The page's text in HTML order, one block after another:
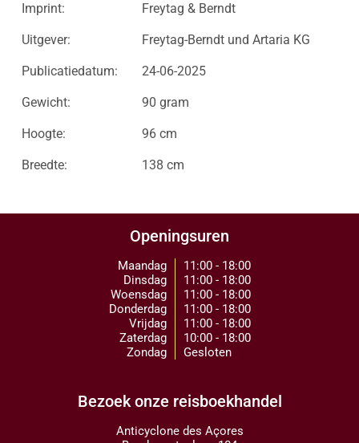
Imprint: Freytag & Berndt
Uitgever: Freytag-Berndt und Artaria KG
Publicatiedatum: 24-06-2025
Gewicht: 90 gram
Hoogte: 96 cm
Breedte: 138 cm
Openingsuren
Maandag
Dinsdag
Woensdag
Donderdag
Vrijdag
Zaterdag
Zondag
11:00 - 18:00
11:00 - 18:00
11:00 - 18:00
11:00 - 18:00
11:00 - 18:00
10:00 - 18:00
Gesloten
Bezoek onze reisboekhandel
Anticyclone des Açores